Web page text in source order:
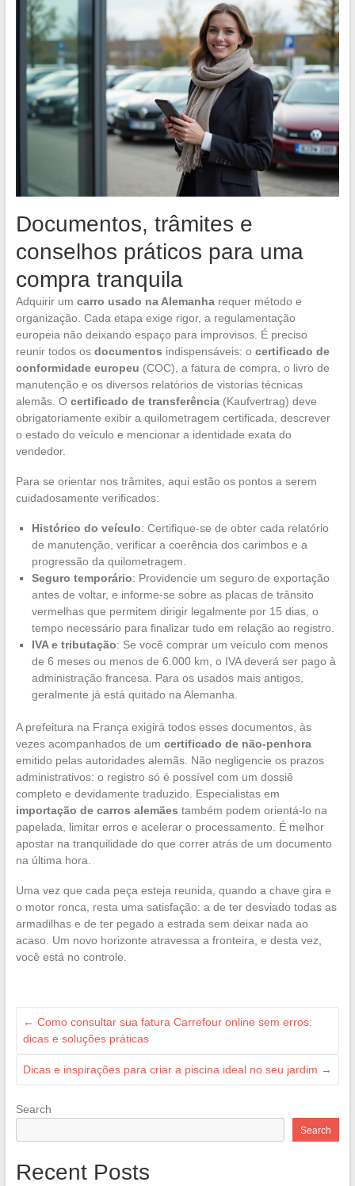
Documentos, trâmites e
conselhos práticos para uma
compra tranquila
Adquirir um carro usado na Alemanharequer método e
organização. Cada etapa exige rigor, a regulamentação
europeia não deixando espaço para improvisos. É preciso
reunir todos os documentos indispensáveis: o certificado de
conformidade europeu (COC), a fatura de compra, o livro de
manutenção e os diversos relatórios de vistorias técnicas
alemãs. O certificado de transferência(Kaufvertrag) deve
obrigatoriamente exibir a quilometragem certificada, descrever
o estado do veículo e mencionar a identidade exata do
vendedor.
Para se orientar nos trâmites, aqui estão os pontos a serem
cuidadosamente verificados:
Histórico do veículo: Certifique-se de obter cada relatório
de manutenção, verificar a coerência dos carimbos e a
progressão da quilometragem.
Seguro temporário: Providencie um seguro de exportação
antes de voltar, e informe-se sobre as placas de trânsito
vermelhas que permitem dirigir legalmente por 15 dias, o
tempo necessário para finalizar tudo em relação ao registro.
IVA e tributação: Se você comprar um veículo com menos
de 6 meses ou menos de 6.000 km, o IVA deverá ser pago à
administração francesa. Para os usados mais antigos,
geralmente já está quitado na Alemanha.
A prefeitura na França exigirá todos esses documentos, às
vezes acompanhados de um certificado de não-penhora
emitido pelas autoridades alemãs. Não negligencie os prazos
administrativos: o registro só é possível com um dossiê
completo e devidamente traduzido. Especialistas em
importação de carros alemães também podem orientá-lo na
papelada, limitar erros e acelerar o processamento. É melhor
apostar na tranquilidade do que correr atrás de um documento
na última hora.
Uma vez que cada peça esteja reunida, quando a chave gira e
o motor ronca, resta uma satisfação: a de ter desviado todas as
armadilhas e de ter pegado a estrada sem deixar nada ao
acaso. Um novo horizonte atravessa a fronteira, e desta vez,
você está no controle.
← Como consultar sua fatura Carrefour online sem erros:
dicas e soluções práticas
Dicas e inspirações para criar a piscina ideal no seu jardim →
Search
Search
Recent Posts